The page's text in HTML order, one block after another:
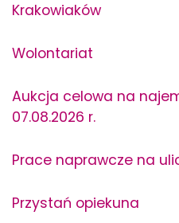
Krakowiaków
Wolontariat
Aukcja celowa na
07.08.2026 r.
Prace naprawcze na
Przystań opiekuna